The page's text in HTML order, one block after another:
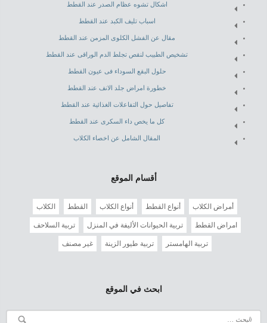
اشكال تشوه عظام الصدر عند القطط
اسباب تليف الكبد عند القطط
مقال عن الفشل الكلوى المزمن عند القطط
تشخيص الطبيب لنقص تجلط الدم الوراقى عند القطط
حلول البقع السوداء فى عيون القطط
خطورة امراض جلد الانف عند القطط
تفاصيل حول التفاعلات الغذائية عند القطط
كل ما يخص داء السكرى عند القطط
المقال الشامل عن اخصاء الكلاب
أقسام الموقع
أمراض الكلاب أنواع القطط أنواع الكلاب القطط الكلاب
امراض القطط تربية الحيوانات الأليفة في المنزل تربية السلاحف
تربية الهامستر تربية طيور الزينة غير مصنف
ابحث في الموقع